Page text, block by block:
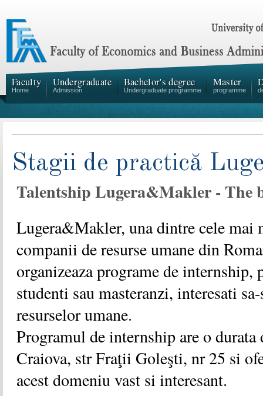
Faculty
Home
Undergraduate
Admission
Bachelor's degree
Undergraduate programme
Master
programme
Stagii de practică
Talentship Lugera&Makler - The
Lugera&Makler, una dintre cele mai
companii de resurse umane din
organizeaza programe de internship,
studenti sau masteranzi, interesati
resurselor umane.
Programul de internship are o
Craiova, str Fraţii Goleşti, nr 25 si
acest domeniu vast si interesant.